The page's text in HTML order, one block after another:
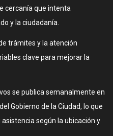
cercanía que intenta
y la ciudadanía.
trámites y la atención
clave para mejorar la
se publica semanalmente en
Gobierno de la Ciudad, lo que
según la ubicación y